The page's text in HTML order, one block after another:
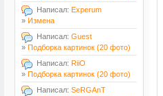
Написал: Experum
» Измена
Написал: Guest
» Подборка картинок (20 фото)
Написал: RiiO
» Подборка картинок (20 фото)
Написал: SeRGAnT